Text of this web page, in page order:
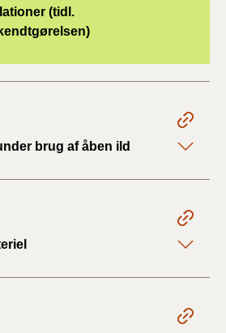
(tidl.
brug af åben ild